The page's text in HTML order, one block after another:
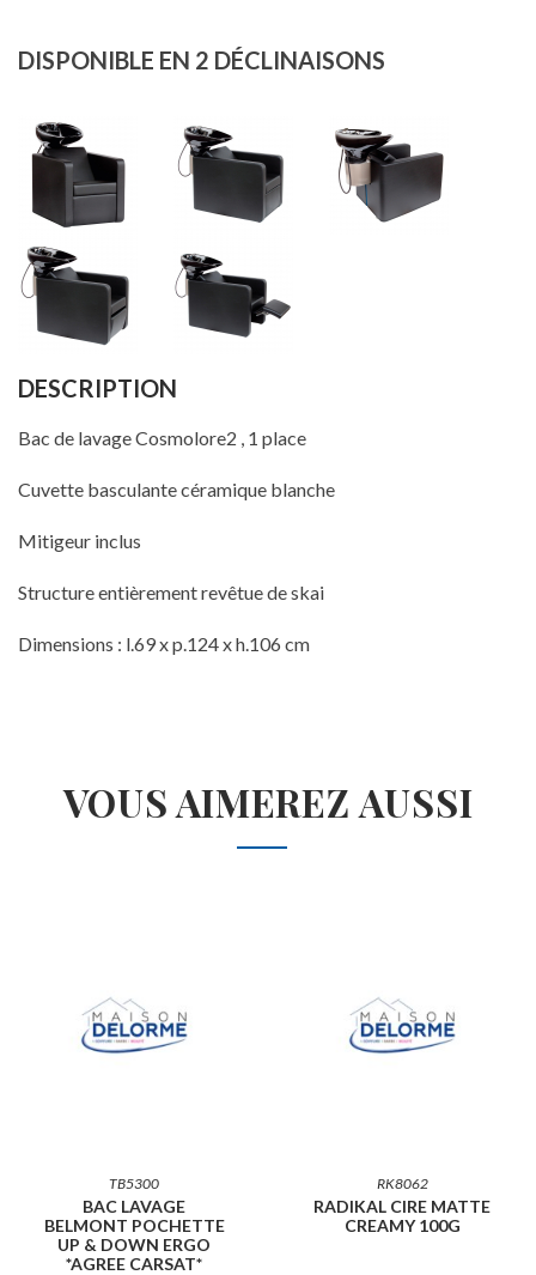
DISPONIBLE EN 2 DÉCLINAISONS
DESCRIPTION
Bac de lavage Cosmolore2 , 1 place
Cuvette basculante céramique blanche
Mitigeur inclus
Structure entièrement revêtue de skai
Dimensions : l.69 x p.124 x h.106 cm
VOUS AIMEREZ AUSSI
TB5300
BAC LAVAGE
BELMONT POCHETTE
UP & DOWN ERGO
*AGREE CARSAT*
RK8062
RADIKAL CIRE MATTE
CREAMY 100G